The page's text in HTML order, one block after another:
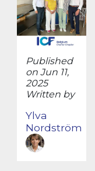
Published
on Jun 11,
2025
Written by
Ylva
Nordström